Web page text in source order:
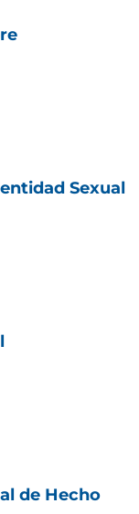
Sexual
de Hecho